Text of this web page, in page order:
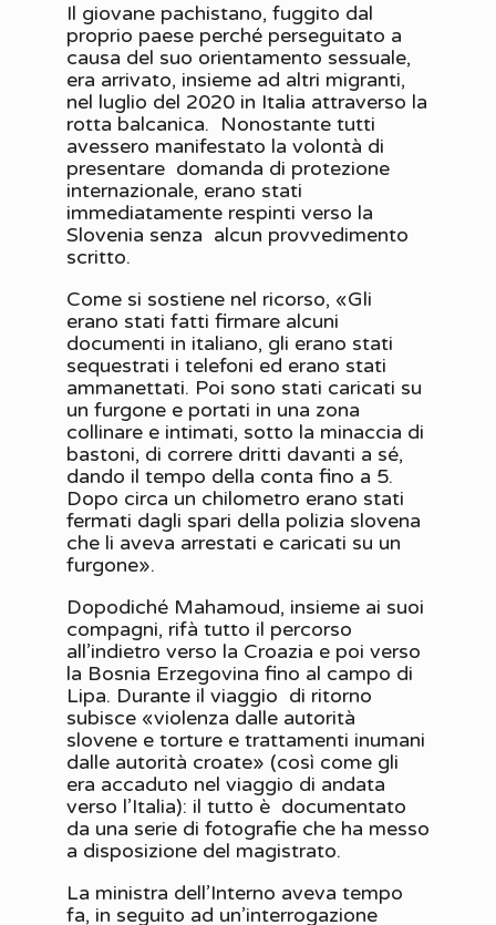
Il giovane pachistano, fuggito dal
proprio paese perché perseguitato a
causa del suo orientamento sessuale,
era arrivato, insieme ad altri migranti,
nel luglio del 2020 in Italia attraverso la
rotta balcanica. Nonostante tutti
avessero manifestato la volontà di
presentare domanda di protezione
internazionale, erano stati
immediatamente respinti verso la
Slovenia senza alcun provvedimento
scritto.
Come si sostiene nel ricorso, «Gli
erano stati fatti firmare alcuni
documenti in italiano, gli erano stati
sequestrati i telefoni ed erano stati
ammanettati. Poi sono stati caricati su
un furgone e portati in una zona
collinare e intimati, sotto la minaccia di
bastoni, di correre dritti davanti a sé,
dando il tempo della conta fino a 5.
Dopo circa un chilometro erano stati
fermati dagli spari della polizia slovena
che li aveva arrestati e caricati su un
furgone».
Dopodiché Mahamoud, insieme ai suoi
compagni, rifà tutto il percorso
all’indietro verso la Croazia e poi verso
la Bosnia Erzegovina fino al campo di
Lipa. Durante il viaggio di ritorno
subisce «violenza dalle autorità
slovene e torture e trattamenti inumani
dalle autorità croate» (così come gli
era accaduto nel viaggio di andata
verso l’Italia): il tutto è documentato
da una serie di fotografie che ha messo
a disposizione del magistrato.
La ministra dell’Interno aveva tempo
fa, in seguito ad un’interrogazione